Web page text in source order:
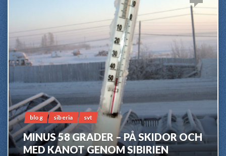
blog siberia svt
MINUS 58 GRADER – PÅ SKIDOR OCH
MED KANOT GENOM SIBIRIEN